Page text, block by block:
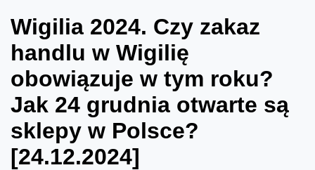
Wigilia 2024. Czy zakaz
handlu w Wigilię
obowiązuje w tym roku?
Jak 24 grudnia otwarte są
sklepy w Polsce?
[24.12.2024]